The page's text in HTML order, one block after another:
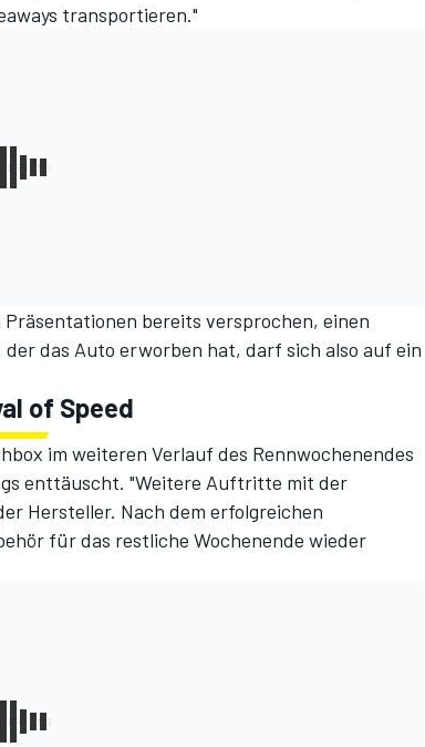
transportieren."
bereits versprochen, einen
das Auto erworben hat, darf sich also auf ein
of Speed
im weiteren Verlauf des Rennwochenendes
enttäuscht. "Weitere Auftritte mit der
Hersteller. Nach dem erfolgreichen
für das restliche Wochenende wieder